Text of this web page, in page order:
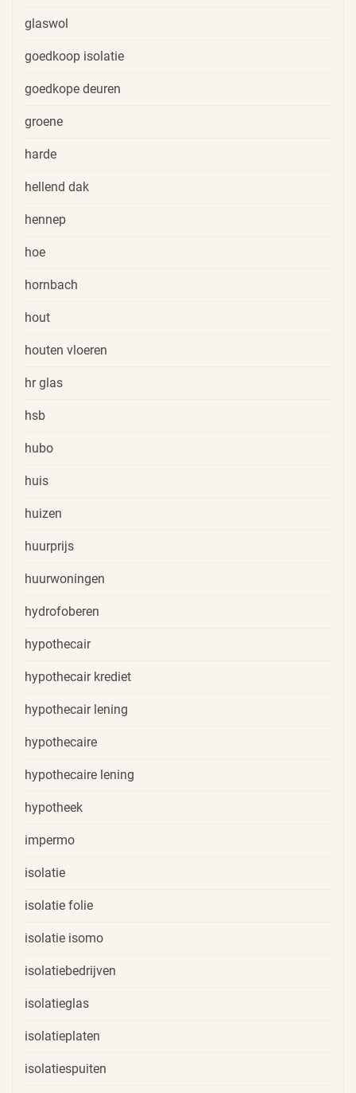
glaswol
goedkoop isolatie
goedkope deuren
groene
harde
hellend dak
hennep
hoe
hornbach
hout
houten vloeren
hr glas
hsb
hubo
huis
huizen
huurprijs
huurwoningen
hydrofoberen
hypothecair
hypothecair krediet
hypothecair lening
hypothecaire
hypothecaire lening
hypotheek
impermo
isolatie
isolatie folie
isolatie isomo
isolatiebedrijven
isolatieglas
isolatieplaten
isolatiespuiten